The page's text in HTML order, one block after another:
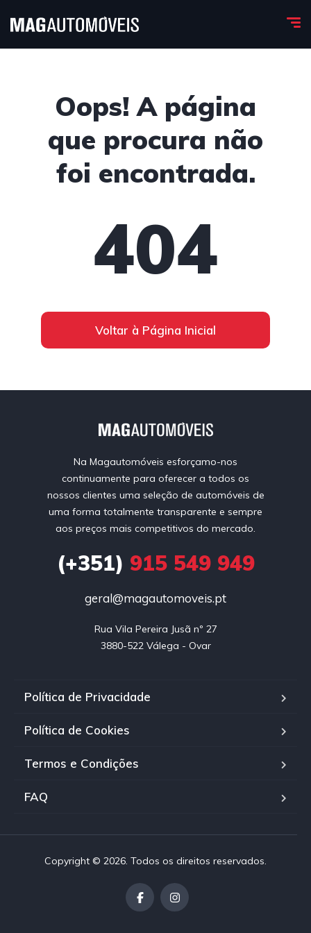
Oops! A página
que procura não
foi encontrada.
404
Voltar à Página Inicial
Na Magautomóveis esforçamo-nos
continuamente para oferecer a todos os
nossos clientes uma seleção de automóveis de
uma forma totalmente transparente e sempre
aos preços mais competitivos do mercado.
(+351) 915 549 949
geral@magautomoveis.pt
Rua Vila Pereira Jusã nº 27
3880-522 Válega - Ovar
Política de Privacidade
Política de Cookies
Termos e Condições
FAQ
Copyright © 2026. Todos os direitos reservados.